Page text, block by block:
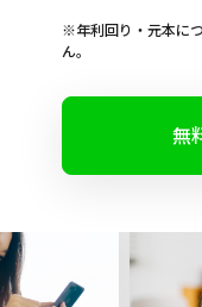
お知らせ
よくあるご質
お問い合わせ
※年利回り・元本に
ん。
無